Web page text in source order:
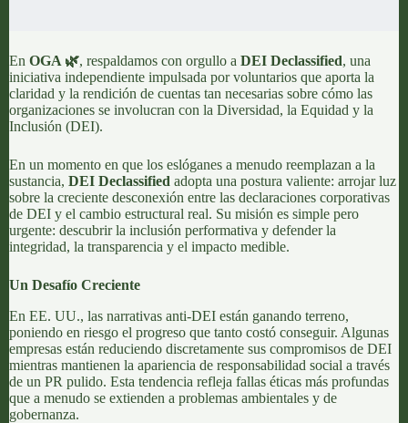
En OGA 🌿, respaldamos con orgullo a DEI Declassified, una
iniciativa independiente impulsada por voluntarios que aporta la
claridad y la rendición de cuentas tan necesarias sobre cómo las
organizaciones se involucran con la Diversidad, la Equidad y la
Inclusión (DEI).
En un momento en que los eslóganes a menudo reemplazan a la
sustancia, DEI Declassified adopta una postura valiente: arrojar luz
sobre la creciente desconexión entre las declaraciones corporativas
de DEI y el cambio estructural real. Su misión es simple pero
urgente: descubrir la inclusión performativa y defender la
integridad, la transparencia y el impacto medible.
Un Desafío Creciente
En EE. UU., las narrativas anti-DEI están ganando terreno,
poniendo en riesgo el progreso que tanto costó conseguir. Algunas
empresas están reduciendo discretamente sus compromisos de DEI
mientras mantienen la apariencia de responsabilidad social a través
de un PR pulido. Esta tendencia refleja fallas éticas más profundas
que a menudo se extienden a problemas ambientales y de
gobernanza.